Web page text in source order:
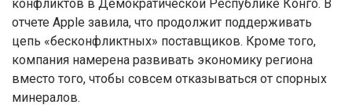
конфликтов в Демократической Республике Конго. В
отчете Apple завила, что продолжит поддерживать
цепь «бесконфликтных» поставщиков. Кроме того,
компания намерена развивать экономику региона
вместо того, чтобы совсем отказываться от спорных
минералов.